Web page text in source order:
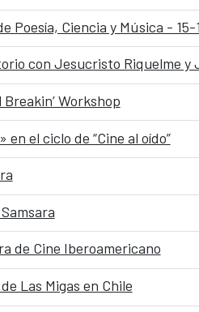
Poesía, Ciencia y Música - 15-
con Jesucristo Riquelme y
Workshop
en el ciclo de “Cine al oído”
de Cine Iberoamericano
Las Migas en Chile